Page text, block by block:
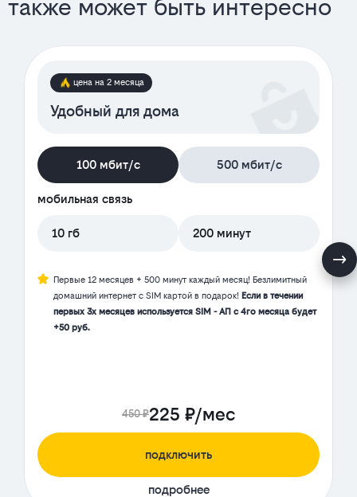
также может быть интересно
цена на 2 месяца
Удобный для дома
100 мбит/с 500 мбит/с
мобильная связь
10 гб 200 минут
Первые 12 месяцев + 500 минут каждый месяц! Безлимитный
домашний интернет с SIM картой в подарок! Если в течении
первых 3х месяцев используется SIM - АП с 4го месяца будет
+50 руб.
450 ₽225 ₽/мес
подключить
подробнее